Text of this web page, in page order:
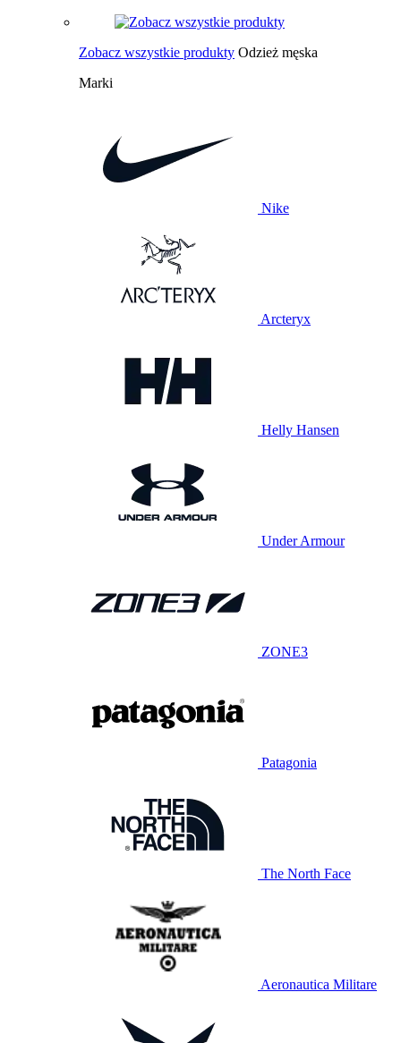
Zobacz wszystkie produkty Odzież męska
Marki
Nike
Arcteryx
Helly Hansen
Under Armour
ZONE3
Patagonia
The North Face
Aeronautica Militare